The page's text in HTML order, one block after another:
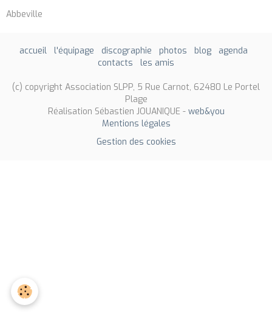
Abbeville
accueil l'équipage discographie photos blog
agenda
contacts
les amis
(c) copyright Association SLPP, 5 Rue Carnot, 62480 Le Portel
Plage
Réalisation Sébastien JOUANIQUE - web&you
Mentions légales
Gestion des cookies